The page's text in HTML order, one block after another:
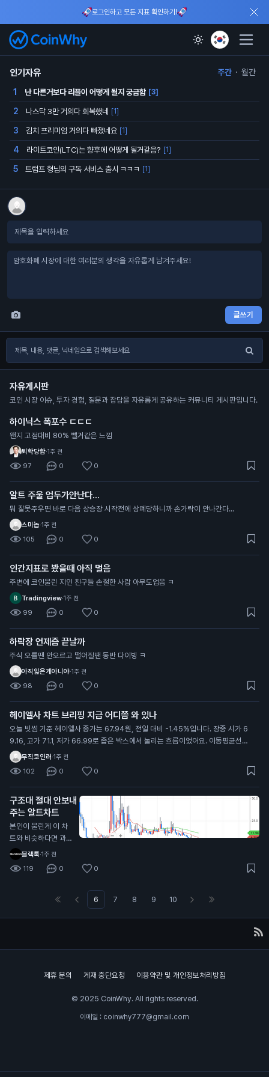
로그인하고 모든 지표 확인하기!
인기자유 주간 · 월간
1 난 다른거보다 리플이 어떻게 될지 궁금함 [3]
2 나스닥 3만 거의다 회복했네 [1]
3 김치 프리미엄 거의다 빠졌네요 [1]
4 라이트코인(LTC)는 향후에 어떻게 될거같음? [1]
5 트럼프 형님의 구독 서비스 출시 ㅋㅋㅋ [1]
글쓰기
자유게시판
코인 시장 이슈, 투자 경험, 질문과 잡담을 자유롭게 공유하는 커뮤니티 게시판입니다.
하이닉스 폭포수 ㄷㄷㄷ
왠지 고점대비 80% 뺄거같은 느낌
퇴학당함·1주 전
97 0 0
알트 주울 엄두가안난다...
뭐 잘못주우면 바로 다음 상승장 시작전에 상폐당하니까 손가락이 안나간다...
스미놉·1주 전
105 0 0
인간지표로 봤을때 아직 멀음
주변에 코인물린 지인 친구들 손절한 사람 아무도업음 ㅋ
Tradingview·1주 전
99 0 0
하락장 언제즘 끝날까
주식 오를땐 안오르고 떨어질땐 동반 다이빙 ㅋ
아직잃은게아니야·1주 전
98 0 0
헤이엘사 차트 브리핑 지금 어디쯤 와 있나
오늘 빗썸 기준 헤이엘사 종가는 67.94원, 전일 대비 -1.45%입니다. 장중 시가 6
9.16, 고가 71.1, 저가 66.99로 좁은 박스에서 눌리는 흐름이었어요. 이동평균선을
보면 MA15가 72.88, MA60이 71.28로 현재가가 두 선 아래에 있습니다. 즉 단기
추세는 아직 약세 쪽에 무게가 실려 있다는 뜻이죠. 다만 기간 저점 57.68원은 지켜
지고 있고, 고점은 131원까지 찍었던 이력이 있습니다. 고점 대비 크게 조정받은 자
리라 부담과 기회가 공존하는 구간이에요. 차트만 놓고 보면 관전 포인트는 MA선
회복이냐, 저점 지지냐입니다. 프로젝트 자체(업비트·빗썸 상장, 실사용 거래량)는
그대로라는 점도 함께 봐야죠.
무직코인러 ·1주 전
102 0 0
구조대 절대 안보내
주는 알트차트
본인이 물린게 이 차
트와 비슷하다면 과감
히 손절해라
블랙록·1주 전
119 0 0
6 7 8 9 10
제휴 문의 게재 중단요청 이용약관 및 개인정보처리방침
© 2025 CoinWhy. All rights reserved.
이메일 : coinwhy777@gmail.com